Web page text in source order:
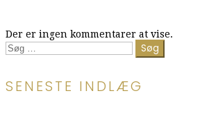
Der er ingen kommentarer at vise.
Søg
efter:
SENESTE INDLÆG